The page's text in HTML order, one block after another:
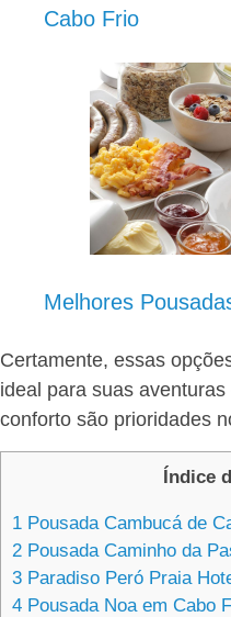
Cabo Frio
Melhores
Certamente, essas
ideal para suas
conforto são prioridades
Índice
1 Pousada Cambucá de
2 Pousada Caminho da
3 Paradiso Peró Praia
4 Pousada Noa em Cabo